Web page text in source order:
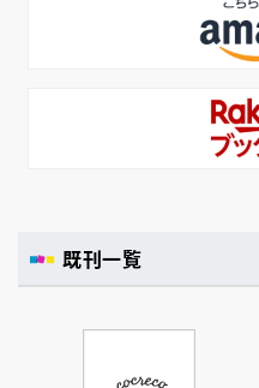
既刊一覧